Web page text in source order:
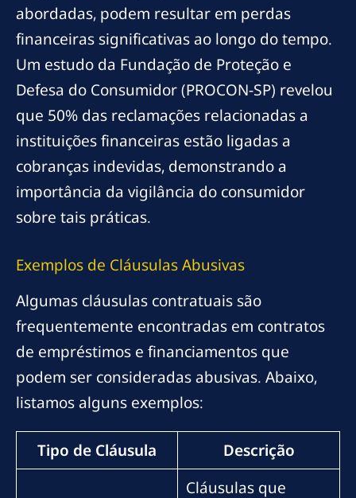
abordadas, podem resultar em perdas
financeiras significativas ao longo do tempo.
Um estudo da Fundação de Proteção e
Defesa do Consumidor (PROCON-SP) revelou
que 50% das reclamações relacionadas a
instituições financeiras estão ligadas a
cobranças indevidas, demonstrando a
importância da vigilância do consumidor
sobre tais práticas.
Exemplos de Cláusulas Abusivas
Algumas cláusulas contratuais são
frequentemente encontradas em contratos
de empréstimos e financiamentos que
podem ser consideradas abusivas. Abaixo,
listamos alguns exemplos:
Tipo de Cláusula Descrição
Cláusulas que